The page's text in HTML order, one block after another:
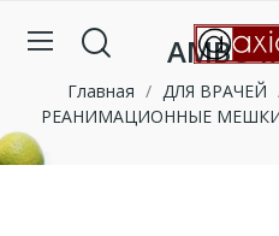
AMBU
Главная ДЛЯ ВРАЧЕЙ
РЕАНИМАЦИОННЫЕ МЕШКИ